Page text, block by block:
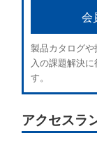
会
製品カタログ
入の課題解決
す。
アクセスラ